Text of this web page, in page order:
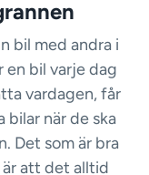
bil med andra i
en bil varje dag
vardagen, får
bilar när de ska
Det som är bra
att det alltid